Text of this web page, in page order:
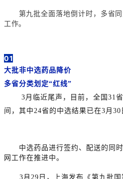
第九批全面落地倒计时，多省同
工作。
01
大批非中选药品降价
多省分类划定“红线”
3月临近尾声，目前，全国31
间，其中24省的中选结果已在3月30
中选药品进行签约、配送的同时
网工作在推进中。
3月29日，上海发布《第九批